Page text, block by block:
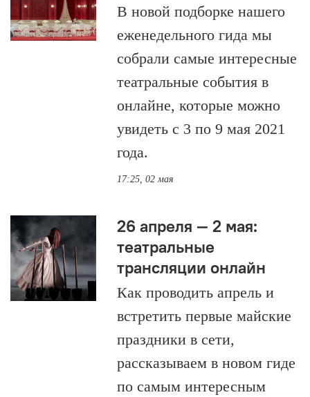
В новой подборке нашего
еженедельного гида мы
собрали самые интересные
театральные события в
онлайне, которые можно
увидеть с 3 по 9 мая 2021
года.
17:25, 02 мая
26 апреля — 2 мая:
театральные
трансляции онлайн
Как проводить апрель и
встретить первые майские
праздники в сети,
рассказываем в новом гиде
по самым интересным